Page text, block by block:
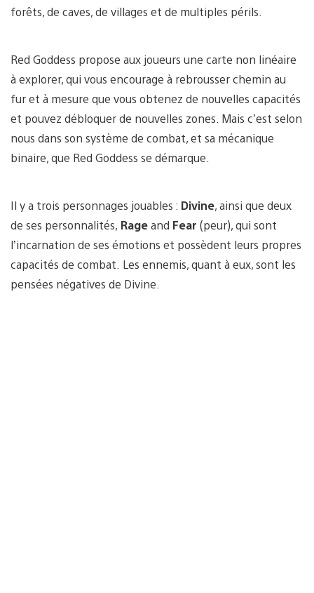
forêts, de caves, de villages et de multiples périls.
Red Goddess propose aux joueurs une carte non linéaire
à explorer, qui vous encourage à rebrousser chemin au
fur et à mesure que vous obtenez de nouvelles capacités
et pouvez débloquer de nouvelles zones. Mais c’est selon
nous dans son système de combat, et sa mécanique
binaire, que Red Goddess se démarque.
Il y a trois personnages jouables : Divine, ainsi que deux
de ses personnalités, Rageand Fear (peur), qui sont
l’incarnation de ses émotions et possèdent leurs propres
capacités de combat. Les ennemis, quant à eux, sont les
pensées négatives de Divine.